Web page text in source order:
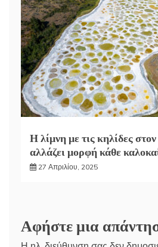
Η λίμνη με τις κηλίδες
αλλάζει μορφή κάθε
27 Απριλίου, 2025
Αφήστε μια